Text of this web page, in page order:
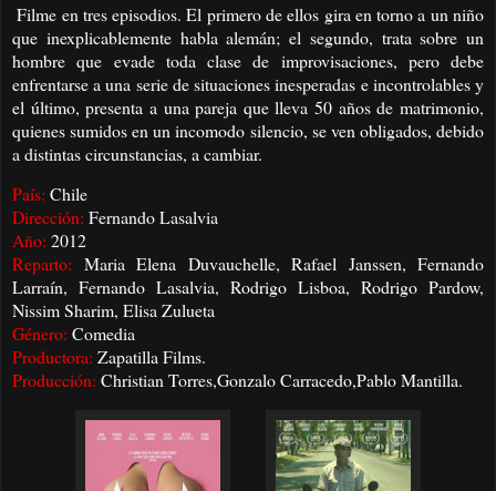
Filme en tres episodios. El primero de ellos gira en torno a un niño
que inexplicablemente habla alemán; el segundo, trata sobre un
hombre que evade toda clase de improvisaciones, pero debe
enfrentarse a una serie de situaciones inesperadas e incontrolables y
el último, presenta a una pareja que lleva 50 años de matrimonio,
quienes sumidos en un incomodo silencio, se ven obligados, debido
a distintas circunstancias, a cambiar.
País: Chile
Dirección: Fernando Lasalvia
Año: 2012
Reparto: Maria Elena Duvauchelle, Rafael Janssen, Fernando
Larraín, Fernando Lasalvia, Rodrigo Lisboa, Rodrigo Pardow,
Nissim Sharim, Elisa Zulueta
Género: Comedia
Productora: Zapatilla Films.
Producción: Christian Torres,Gonzalo Carracedo,Pablo Mantilla.